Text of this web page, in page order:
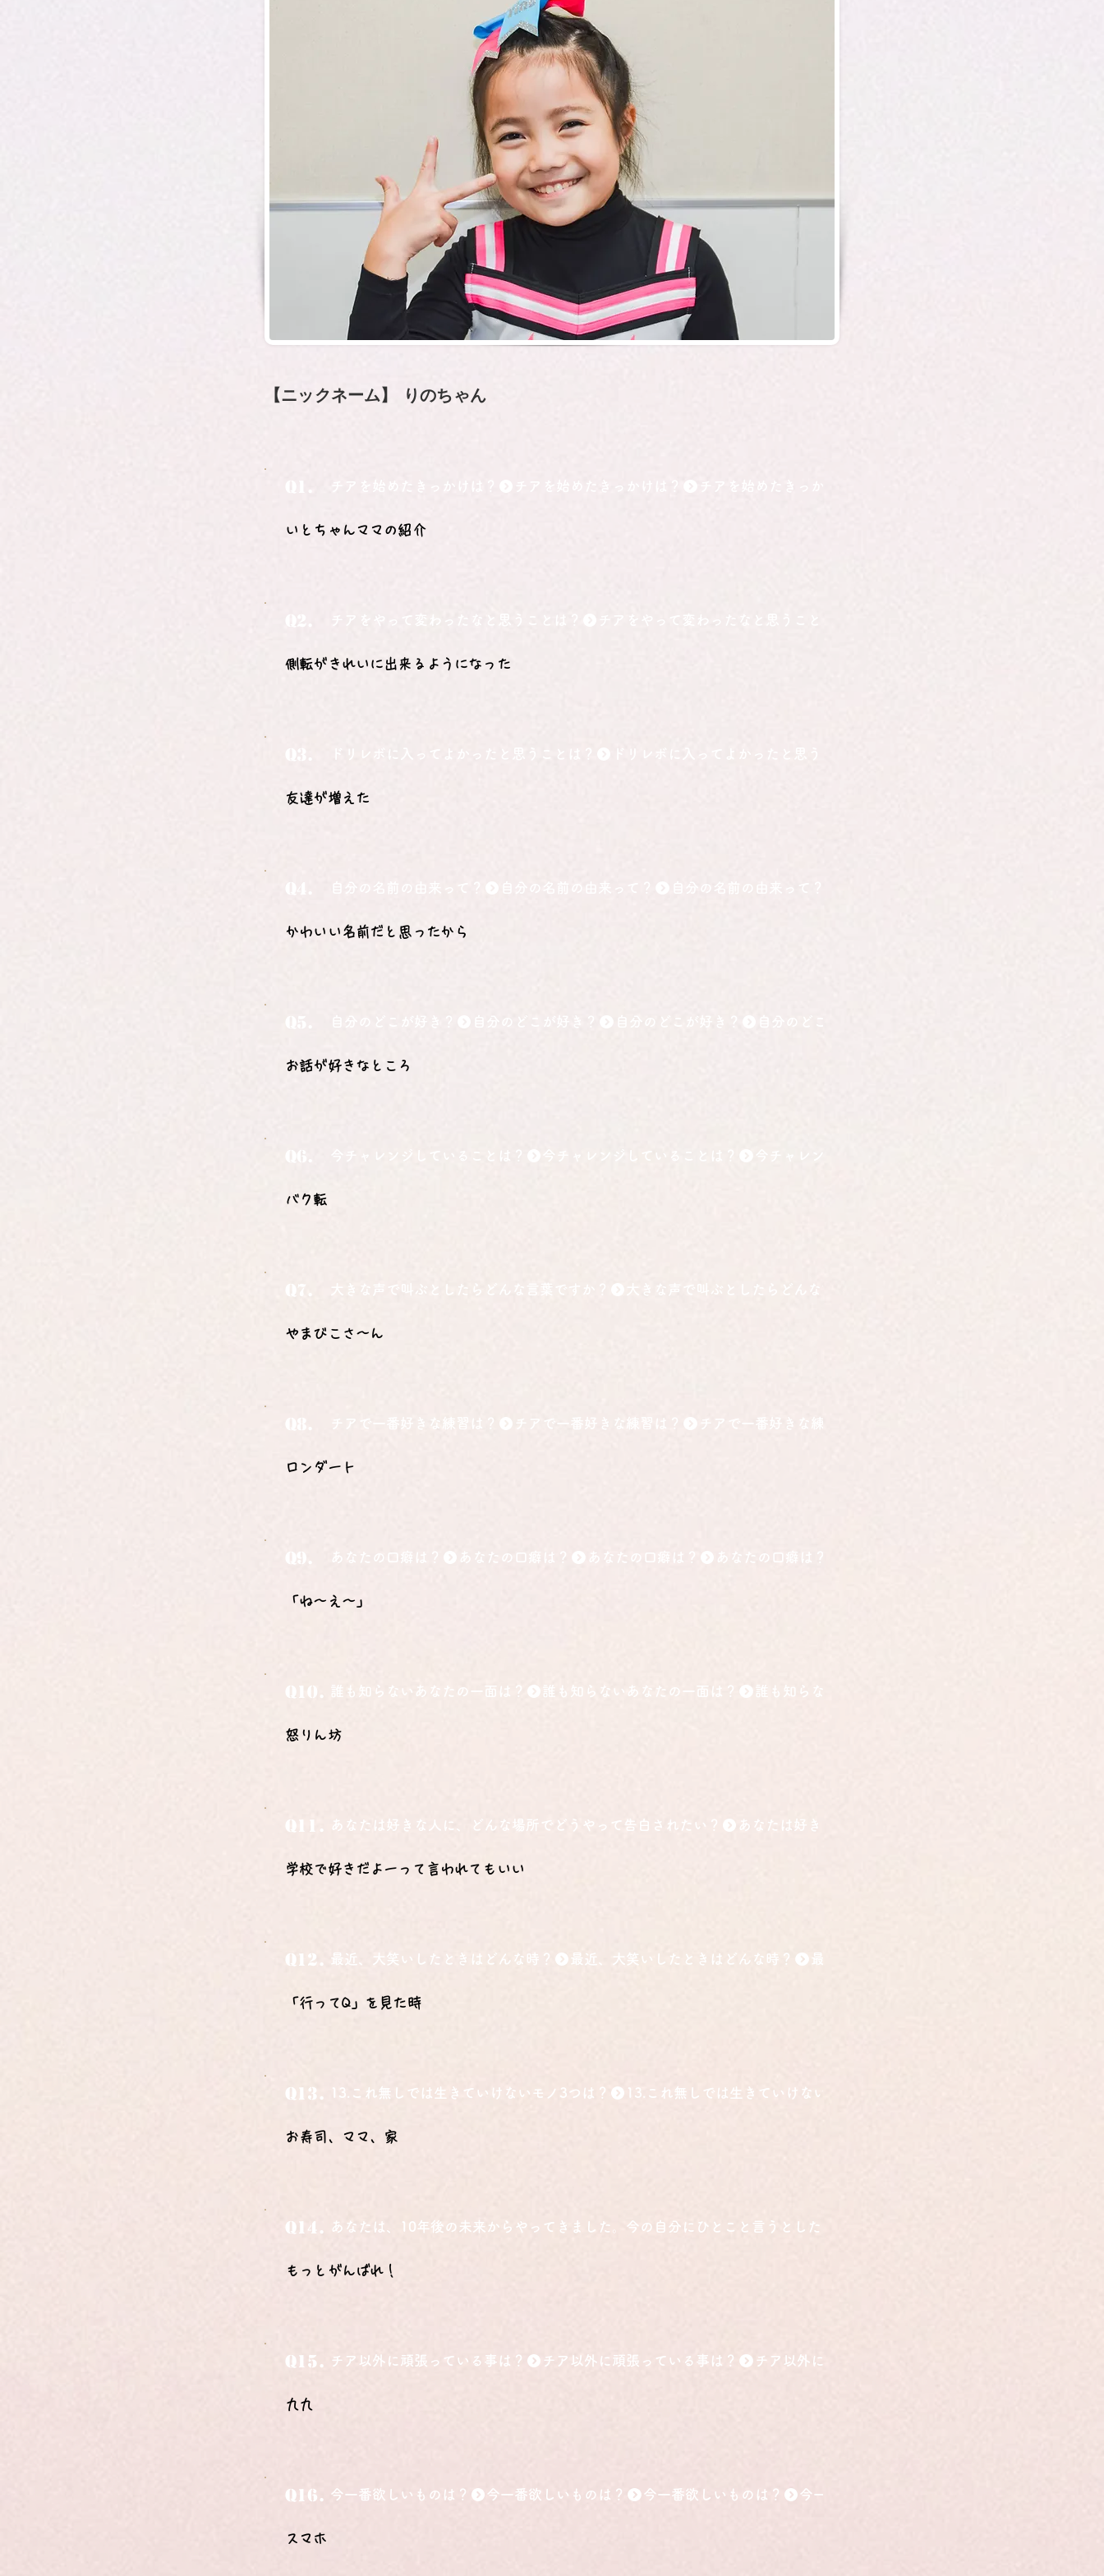
【ニックネーム】 りのちゃん
Q1.
いとちゃんママの紹介
チアをやって変わったなと思うことは？
側転がきれいに出来るようになった
友達が増えた
かわいい名前だと思ったから
お話が好きなところ
Q6. 今チャレンジしていることは？
バク転
Q7. 大きな声で叫ぶとしたらどんな言葉ですか？
やまびこさ〜ん
チアで一番好きな練習は？
ロンダート
あなたの口癖は？
「ね〜え〜」
Q10. 誰も知らないあなたの一面は？
怒りん坊
Q11. あなたは好きな人に、どんな場所でどうやって告白されたい？
学校で好きだよーって言われてもいい
Q12. 最近、大笑いしたときはどんな時？
「行ってQ」を見た時
Q13. 13.これ無しでは生きていけないモノ3つは？
お寿司、ママ、家
Q14. あなたは、10年後の未来からやってきました。今の自分にひとこと言うとしたら？
もっとがんばれ！
Q15. チア以外に頑張っている事は？
九九
Q16. 今一番欲しいものは？
スマホ